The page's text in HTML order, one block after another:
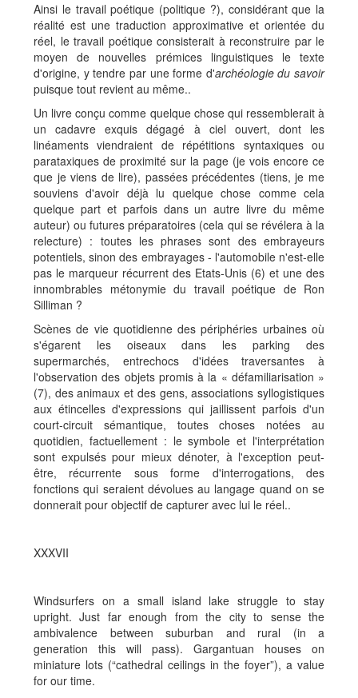
Ainsi le travail poétique (politique ?), considérant que la
réalité est une traduction approximative et orientée du
réel, le travail poétique consisterait à reconstruire par le
moyen de nouvelles prémices linguistiques le texte
d'origine, y tendre par une forme d'archéologie du savoir
puisque tout revient au même..
Un livre conçu comme quelque chose qui ressemblerait à
un cadavre exquis dégagé à ciel ouvert, dont les
linéaments viendraient de répétitions syntaxiques ou
parataxiques de proximité sur la page (je vois encore ce
que je viens de lire), passées précédentes (tiens, je me
souviens d'avoir déjà lu quelque chose comme cela
quelque part et parfois dans un autre livre du même
auteur) ou futures préparatoires (cela qui se révélera à la
relecture) : toutes les phrases sont des embrayeurs
potentiels, sinon des embrayages - l'automobile n'est-elle
pas le marqueur récurrent des Etats-Unis (6) et une des
innombrables métonymie du travail poétique de Ron
Silliman ?
Scènes de vie quotidienne des périphéries urbaines où
s'égarent les oiseaux dans les parking des
supermarchés, entrechocs d'idées traversantes à
l'observation des objets promis à la « défamiliarisation »
(7), des animaux et des gens, associations syllogistiques
aux étincelles d'expressions qui jaillissent parfois d'un
court-circuit sémantique, toutes choses notées au
quotidien, factuellement : le symbole et l'interprétation
sont expulsés pour mieux dénoter, à l'exception peut-
être, récurrente sous forme d'interrogations, des
fonctions qui seraient dévolues au langage quand on se
donnerait pour objectif de capturer avec lui le réel..
XXXVII
Windsurfers on a small island lake struggle to stay
upright. Just far enough from the city to sense the
ambivalence between suburban and rural (in a
generation this will pass). Gargantuan houses on
miniature lots (“cathedral ceilings in the foyer”), a value
for our time.